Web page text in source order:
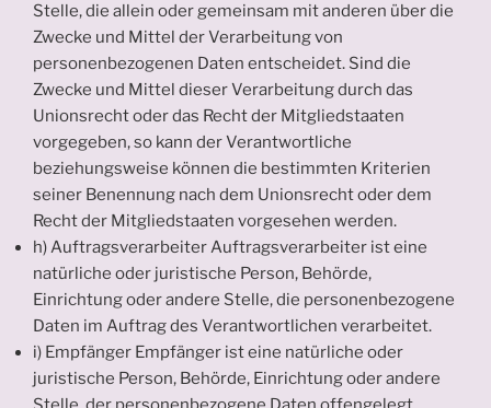
Stelle, die allein oder gemeinsam mit anderen über die
Zwecke und Mittel der Verarbeitung von
personenbezogenen Daten entscheidet. Sind die
Zwecke und Mittel dieser Verarbeitung durch das
Unionsrecht oder das Recht der Mitgliedstaaten
vorgegeben, so kann der Verantwortliche
beziehungsweise können die bestimmten Kriterien
seiner Benennung nach dem Unionsrecht oder dem
Recht der Mitgliedstaaten vorgesehen werden.
h) Auftragsverarbeiter Auftragsverarbeiter ist eine
natürliche oder juristische Person, Behörde,
Einrichtung oder andere Stelle, die personenbezogene
Daten im Auftrag des Verantwortlichen verarbeitet.
i) Empfänger Empfänger ist eine natürliche oder
juristische Person, Behörde, Einrichtung oder andere